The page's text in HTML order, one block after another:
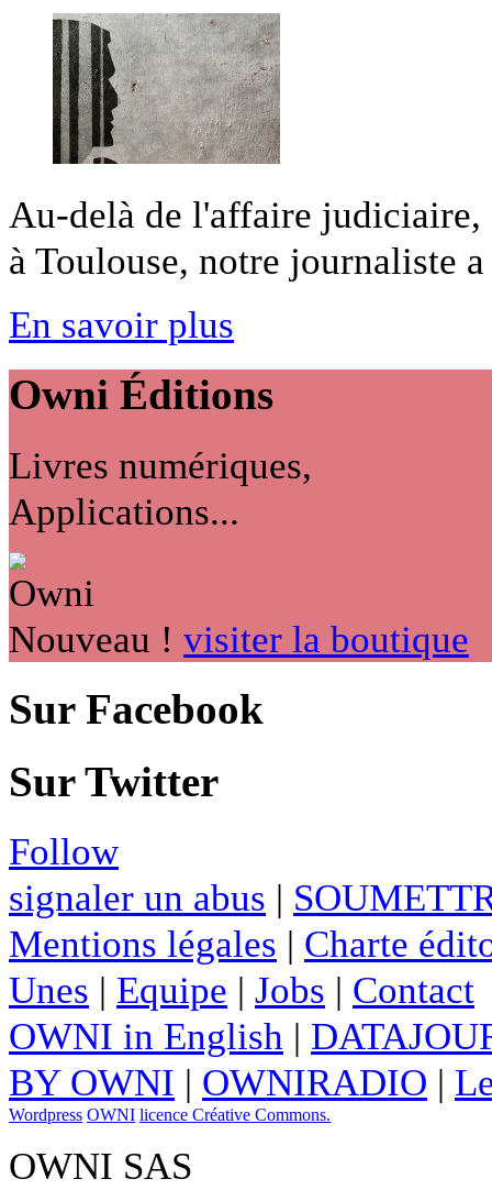
Au-delà de l'affaire judiciaire,
à Toulouse, notre journaliste
En savoir plus
Owni Éditions
Livres numériques,
Applications...
Nouveau ! visiter la boutique
Sur Facebook
Sur Twitter
Follow
signaler un abus |
Mentions légales | Charte
Unes | Equipe | Jobs | Contact
OWNI in English |
BY OWNI | OWNIRADIO |
Wordpress OWNI licence Créative Commons.
OWNI SAS